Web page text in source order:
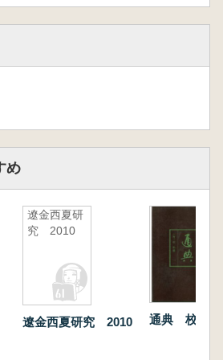
金元时期文人所撰笔记12种,
(元怀撰)、《诚斋杂记》(林坤
话》(尤圮撰)、《佩韦斋辑
《许鲁斋考岁略》(耶律有尚
凤撰)、《物异考》(方凤
严谨的点校整理,具有极高的
诗林广记》《精选古今名贤丛
元初蔡正孙撰。该书前集十
体例严整,对研究宋元之际诗学
有极高参考价值。
埙撰《隐居通议》三十一
め
遼金西夏研
究 2010
遼金西夏研究 2010 通典 校点